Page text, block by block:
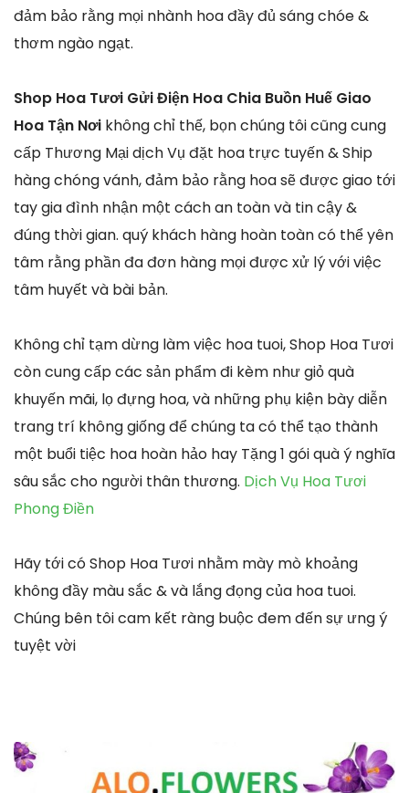
đảm bảo rằng mọi nhành hoa đầy đủ sáng chóe &
thơm ngào ngạt.
Shop Hoa Tươi Gửi Điện Hoa Chia Buồn Huế Giao
Hoa Tận Nơi không chỉ thế, bọn chúng tôi cũng cung
cấp Thương Mại dịch Vụ đặt hoa trực tuyến & Ship
hàng chóng vánh, đảm bảo rằng hoa sẽ được giao tới
tay gia đình nhận một cách an toàn và tin cậy &
đúng thời gian. quý khách hàng hoàn toàn có thể yên
tâm rằng phần đa đơn hàng mọi được xử lý với việc
tâm huyết và bài bản.
Không chỉ tạm dừng làm việc hoa tuoi, Shop Hoa Tươi
còn cung cấp các sản phẩm đi kèm như giỏ quà
khuyến mãi, lọ đựng hoa, và những phụ kiện bày diễn
trang trí không giống để chúng ta có thể tạo thành
một buổi tiệc hoa hoàn hảo hay Tặng 1 gói quà ý nghĩa
sâu sắc cho người thân thương. Dịch Vụ Hoa Tươi
Phong Điền
Hãy tới có Shop Hoa Tươi nhằm mày mò khoảng
không đầy màu sắc & và lắng đọng của hoa tuoi.
Chúng bên tôi cam kết ràng buộc đem đến sự ưng ý
tuyệt vời